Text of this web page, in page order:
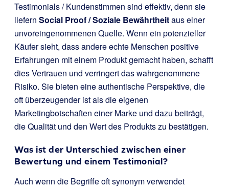
Testimonials / Kundenstimmen sind effektiv, denn sie
liefern Social Proof / Soziale Bewährtheitaus einer
unvoreingenommenen Quelle. Wenn ein potenzieller
Käufer sieht, dass andere echte Menschen positive
Erfahrungen mit einem Produkt gemacht haben, schafft
dies Vertrauen und verringert das wahrgenommene
Risiko. Sie bieten eine authentische Perspektive, die
oft überzeugender ist als die eigenen
Marketingbotschaften einer Marke und dazu beiträgt,
die Qualität und den Wert des Produkts zu bestätigen.
Was ist der Unterschied zwischen einer
Bewertung und einem Testimonial?
Auch wenn die Begriffe oft synonym verwendet